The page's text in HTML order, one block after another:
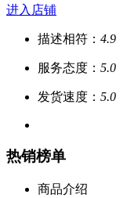
进入店铺
描述相符： 4.9
服务态度： 5.0
发货速度： 5.0
热销榜单
商品介绍